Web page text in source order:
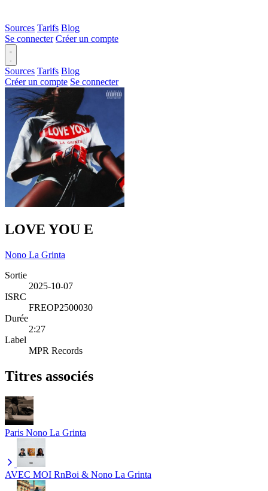
Sources Tarifs Blog
Se connecter Créer un compte
Sources Tarifs Blog
Créer un compte Se connecter
LOVE YOU E
Nono La Grinta
Sortie
2025-10-07
ISRC
FREOP2500030
Durée
2:27
Label
MPR Records
Titres associés
Paris Nono La Grinta
AVEC MOI RnBoi & Nono La Grinta